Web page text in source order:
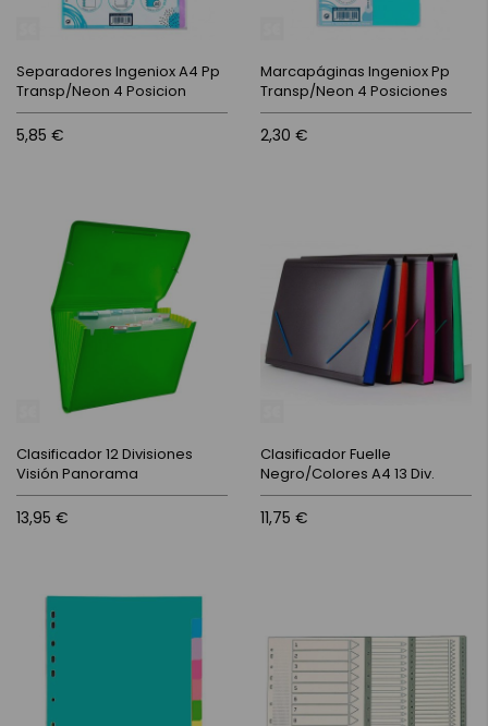
Separadores Ingeniox A4 Pp
Transp/Neon 4 Posicion
5,85 €
Marcapáginas Ingeniox Pp
Transp/Neon 4 Posiciones
2,30 €
Clasificador 12 Divisiones
Visión Panorama
13,95 €
Clasificador Fuelle
Negro/Colores A4 13 Div.
11,75 €